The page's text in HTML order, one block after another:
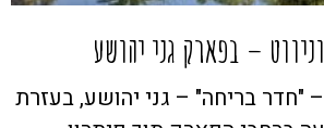
– בפארק גני יהושע
"חדר בריחה" – גני יהושע, בעזרת